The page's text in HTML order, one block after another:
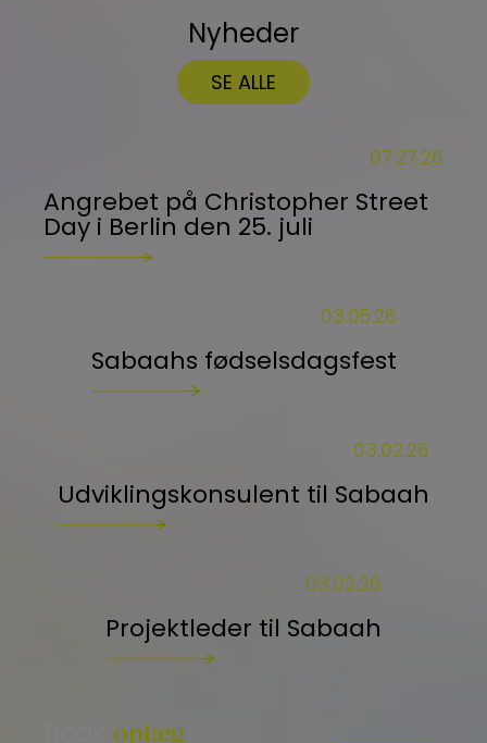
Nyheder
SE ALLE
Angrebet på Christopher Street
Day i Berlin den 25. juli
07.27.26
Sabaahs fødselsdagsfest
03.05.26
Udviklingskonsulent til Sabaah
03.02.26
Projektleder til Sabaah
03.02.26
oplæg